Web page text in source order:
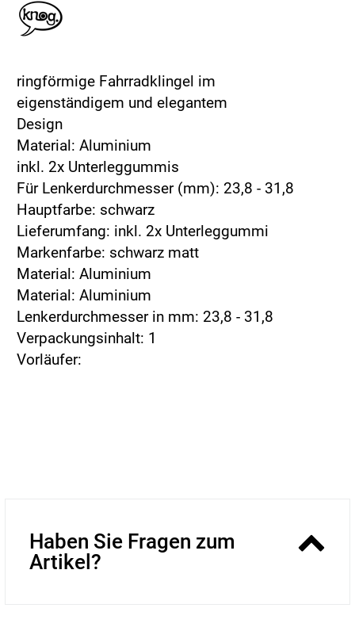
ringförmige Fahrradklingel im
eigenständigem und elegantem
Design
Material: Aluminium
inkl. 2x Unterleggummis
Für Lenkerdurchmesser (mm): 23,8 - 31,8
Hauptfarbe: schwarz
Lieferumfang: inkl. 2x Unterleggummi
Markenfarbe: schwarz matt
Material: Aluminium
Material: Aluminium
Lenkerdurchmesser in mm: 23,8 - 31,8
Verpackungsinhalt: 1
Vorläufer:
Haben Sie Fragen zum
Artikel?